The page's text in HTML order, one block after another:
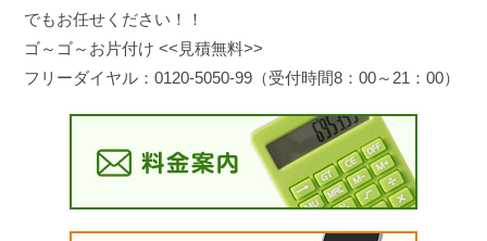
でもお任せください！！
ゴ～ゴ～お片付け <<見積無料>>
フリーダイヤル：0120-5050-99（受付時間8：00～21：00）